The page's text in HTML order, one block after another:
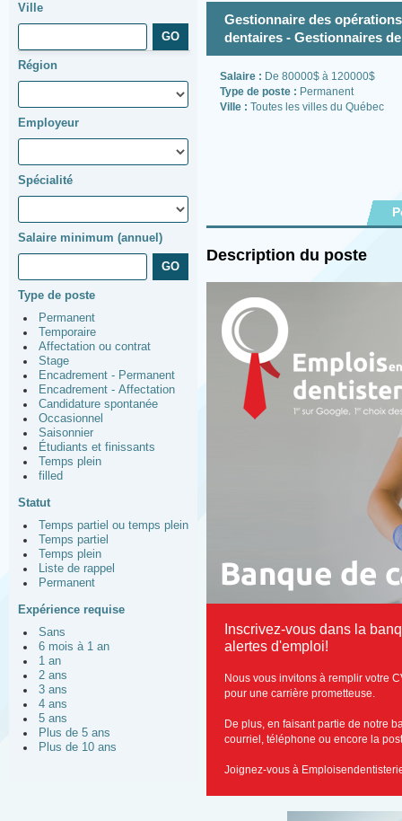
Ville
Région
Employeur
Spécialité
Salaire minimum (annuel)
Type de poste
Permanent
Temporaire
Affectation ou contrat
Stage
Encadrement - Permanent
Encadrement - Affectation
Candidature spontanée
Occasionnel
Saisonnier
Étudiants et finissants
Temps plein
filled
Statut
Temps partiel ou temps plein
Temps partiel
Temps plein
Liste de rappel
Permanent
Expérience requise
Sans
6 mois à 1 an
1 an
2 ans
3 ans
4 ans
5 ans
Plus de 5 ans
Plus de 10 ans
Gestionnaire des
dentaires - Gestionnaires
Salaire : De 80000$ à 120000$
Type de poste : Permanent
Ville : Toutes les villes du Québec
Description du poste
Inscrivez-vous dans la
alertes d'emploi!
Nous vous invitons à remplir votre
pour une carrière prometteuse.
De plus, en faisant partie de notre
courriel, téléphone ou encore la
Joignez-vous à